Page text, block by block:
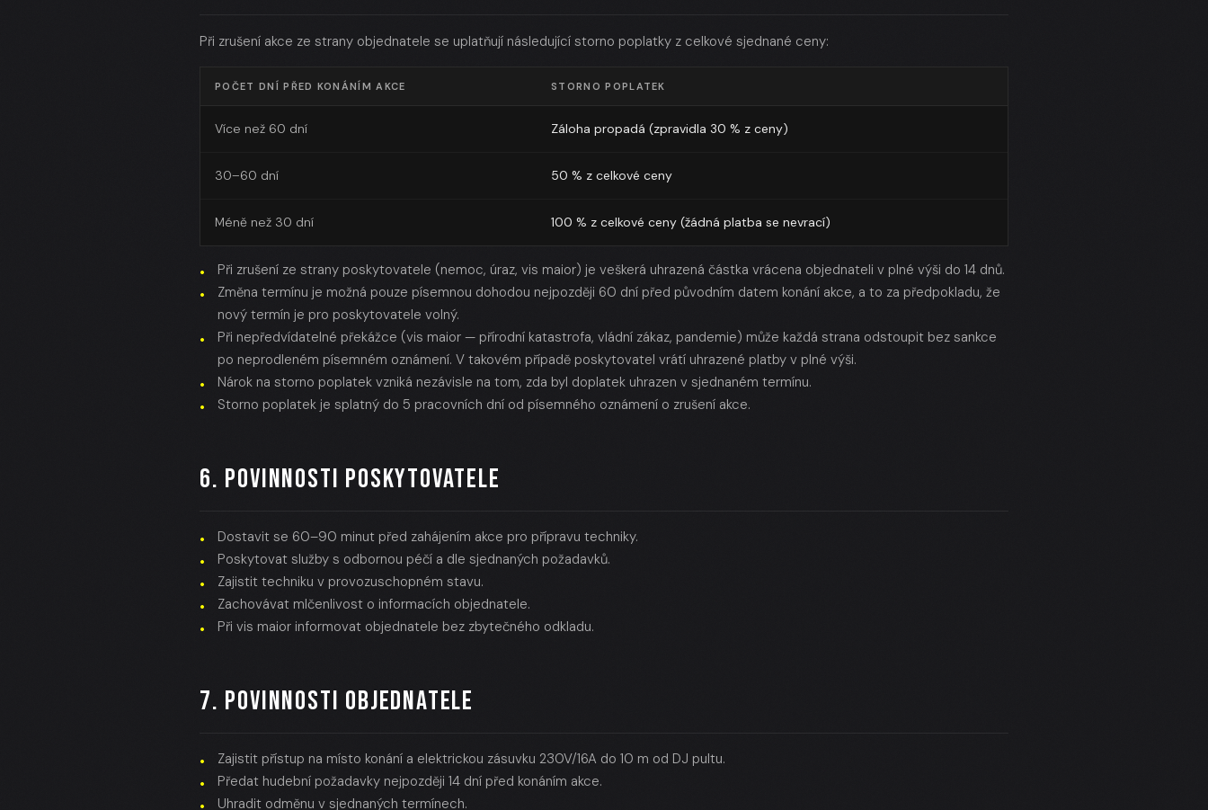
Při zrušení akce ze strany objednatele se uplatňují následující storno poplatky z celkové sjednané ceny:
POČET DNÍ PŘED KONÁNÍM AKCE STORNO POPLATEK
Více než 60 dní Záloha propadá (zpravidla 30 % z ceny)
30–60 dní 50 % z celkové ceny
Méně než 30 dní 100 % z celkové ceny (žádná platba se nevrací)
Při zrušení ze strany poskytovatele (nemoc, úraz, vis maior) je veškerá uhrazená částka vrácena objednateli v plné výši do 14 dnů.
Změna termínu je možná pouze písemnou dohodou nejpozději 60 dní před původním datem konání akce, a to za předpokladu, že
nový termín je pro poskytovatele volný.
Při nepředvídatelné překážce (vis maior — přírodní katastrofa, vládní zákaz, pandemie) může každá strana odstoupit bez sankce
po neprodleném písemném oznámení. V takovém případě poskytovatel vrátí uhrazené platby v plné výši.
Nárok na storno poplatek vzniká nezávisle na tom, zda byl doplatek uhrazen v sjednaném termínu.
Storno poplatek je splatný do 5 pracovních dní od písemného oznámení o zrušení akce.
6. POVINNOSTI POSKYTOVATELE
Dostavit se 60–90 minut před zahájením akce pro přípravu techniky.
Poskytovat služby s odbornou péčí a dle sjednaných požadavků.
Zajistit techniku v provozuschopném stavu.
Zachovávat mlčenlivost o informacích objednatele.
Při vis maior informovat objednatele bez zbytečného odkladu.
7. POVINNOSTI OBJEDNATELE
Zajistit přístup na místo konání a elektrickou zásuvku 230V/16A do 10 m od DJ pultu.
Předat hudební požadavky nejpozději 14 dní před konáním akce.
Uhradit odměnu v sjednaných termínech.